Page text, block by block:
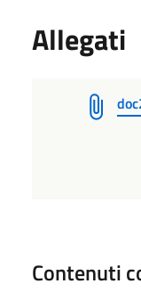
Allegati
Contenuti